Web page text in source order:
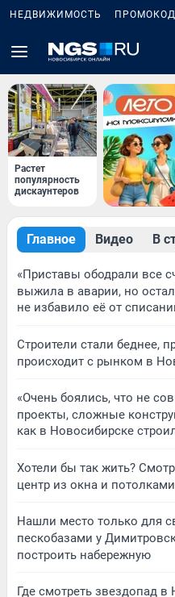
НЕДВИЖИМОСТЬ
Растет
популярность
дискаунтеров
Главное Видео В
«Приставы ободрали все
выжила в аварии, но
не избавило её от
Строители стали беднее,
происходит с рынком в
«Очень боялись, что не
проекты, сложные
как в Новосибирске
Хотели бы так жить?
центр из окна и
Нашли место только для
пескобазами у
построить набережную
Где смотреть звездопад в